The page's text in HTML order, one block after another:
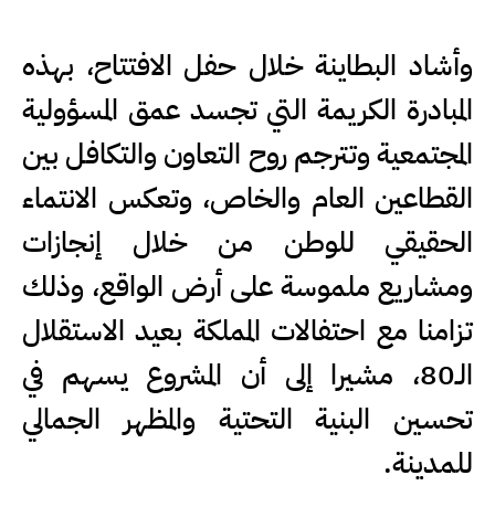
وأشاد البطاينة خلال حفل الافتتاح، بهذه
المبادرة الكريمة التي تجسد عمق المسؤولية
المجتمعية وتترجم روح التعاون والتكافل بين
القطاعين العام والخاص، وتعكس الانتماء
الحقيقي للوطن من خلال إنجازات
ومشاريع ملموسة على أرض الواقع، وذلك
تزامنا مع احتفالات المملكة بعيد الاستقلال
الـ80، مشيرا إلى أن المشروع يسهم في
تحسين البنية التحتية والمظهر الجمالي
للمدينة.